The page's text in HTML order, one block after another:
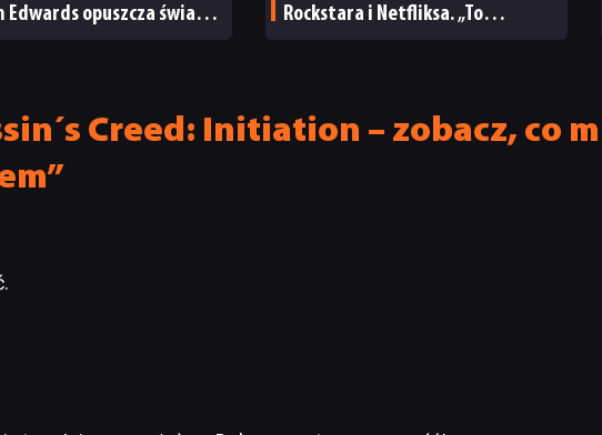
Edwards opuszcza świat
Rockstara i Netfliksa. „To
Creed: Initiation – zobacz, co